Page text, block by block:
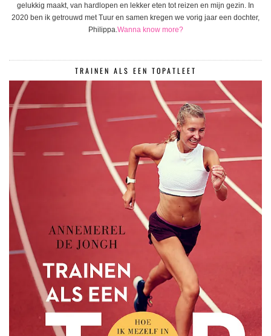
gelukkig maakt, van hardlopen en lekker eten tot reizen en mijn gezin. In
2020 ben ik getrouwd met Tuur en samen kregen we vorig jaar een dochter,
Philippa. Wanna know more?
TRAINEN ALS EEN TOPATLEET